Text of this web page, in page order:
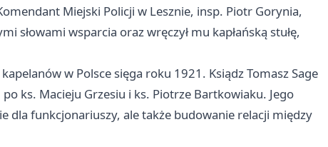
Miejski Policji w Lesznie, insp. Piotr Gorynia,
słowami wsparcia oraz wręczył mu kapłańską stułę,
w Polsce sięga roku 1921. Ksiądz Tomasz Sage
ks. Macieju Grzesiu i ks. Piotrze Bartkowiaku. Jego
dla funkcjonariuszy, ale także budowanie relacji między